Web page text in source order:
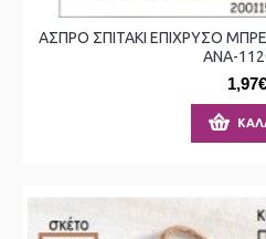
ΑΣΠΡΟ ΣΠΙΤΑΚΙ ΕΠΙΧΡΥΣΟ
ΑΝΑ-
1,97€